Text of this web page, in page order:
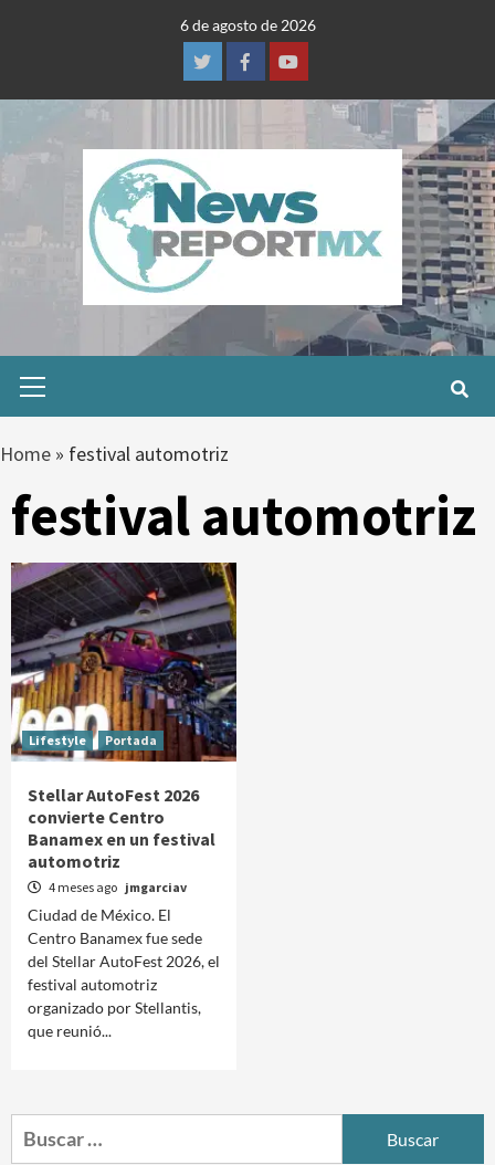
6 de agosto de 2026
TwitterFacebookYoutube
Menu
Home » festival automotriz
festival automotriz
Lifestyle Portada
Stellar AutoFest 2026
convierte Centro
Banamex en un festival
automotriz
4 meses ago jmgarciav
Ciudad de México. El
Centro Banamex fue sede
del Stellar AutoFest 2026, el
festival automotriz
organizado por Stellantis,
que reunió...
Buscar: